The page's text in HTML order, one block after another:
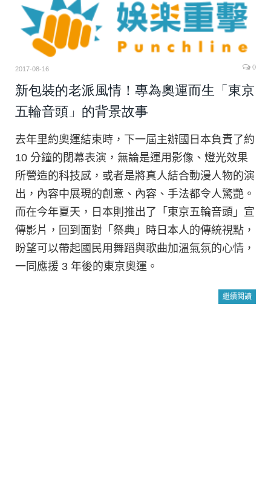
2017-08-16 0
新包裝的老派風情！專為奧運而生「東京
五輪音頭」的背景故事
去年里約奧運結束時，下一屆主辦國日本負責了約
10 分鐘的閉幕表演，無論是運用影像、燈光效果
所營造的科技感，或者是將真人結合動漫人物的演
出，內容中展現的創意、內容、手法都令人驚艷。
而在今年夏天，日本則推出了「東京五輪音頭」宣
傳影片，回到面對「祭典」時日本人的傳統視點，
盼望可以帶起國民用舞蹈與歌曲加溫氣氛的心情，
一同應援 3 年後的東京奧運。
繼續閱讀